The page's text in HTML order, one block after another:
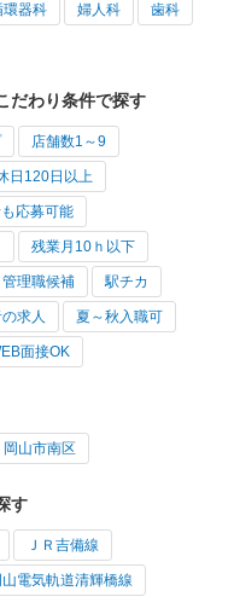
環器科 婦人科 歯科
だわり条件で探す
店舗数1～9
日120日以上
応募可能
残業月10ｈ以下
管理職候補 駅チカ
求人 夏～秋入職可
面接OK
岡山市南区
す
ＪＲ吉備線
山電気軌道清輝橋線